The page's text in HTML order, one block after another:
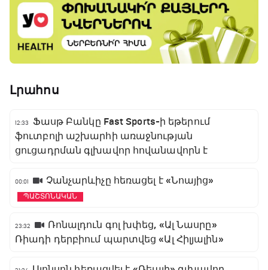
Լրահոս
12:33
Ֆասթ Բանկը Fast Sports-ի եթերում
ֆուտբոլի աշխարհի առաջնության
ցուցադրման գլխավոր հովանավորն է
00:01 Չանչարևիչը հեռացել է «Նոայից»
ՊԱՇՏՈՆԱԿԱՆ
23:32
Ռոնալդուն գոլ խփեց, «Ալ Նասրը»
Ռիադի դերբիում պարտվեց «Ալ Հիլյալին»